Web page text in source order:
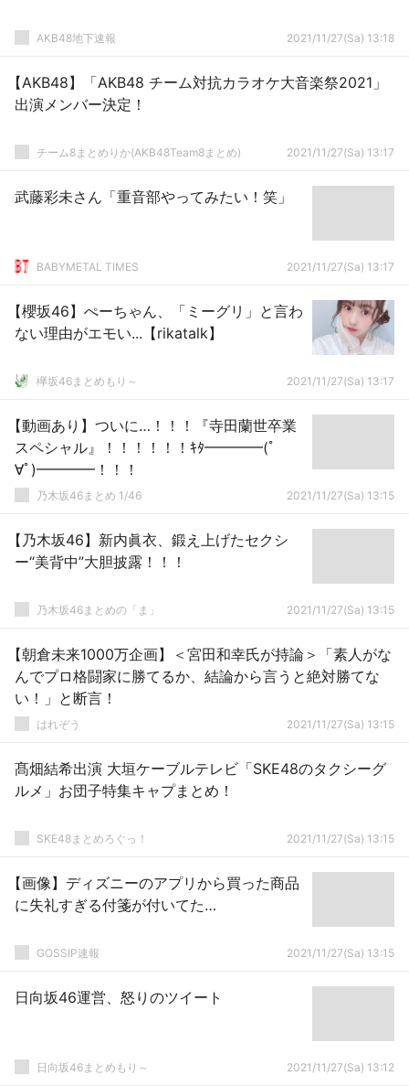
AKB48地下速報 2021/11/27(Sa) 13:18
【AKB48】「AKB48 チーム対抗カラオケ大音楽祭2021」
出演メンバー決定！
チーム8まとめりか(AKB48Team8まとめ) 2021/11/27(Sa) 13:17
武藤彩未さん「重音部やってみたい！笑」
BABYMETAL TIMES 2021/11/27(Sa) 13:17
【櫻坂46】ぺーちゃん、「ミーグリ」と言わ
ない理由がエモい...【rikatalk】
欅坂46まとめもり～ 2021/11/27(Sa) 13:17
【動画あり】ついに…！！！『寺田蘭世卒業
スペシャル』！！！！！！ｷﾀ━━━━(ﾟ
∀ﾟ)━━━━！！！
乃木坂46まとめ 1/46 2021/11/27(Sa) 13:15
【乃木坂46】新内眞衣、鍛え上げたセクシ
ー“美背中”大胆披露！！！
乃木坂46まとめの「ま」 2021/11/27(Sa) 13:15
【朝倉未来1000万企画】＜宮田和幸氏が持論＞「素人がな
んでプロ格闘家に勝てるか、結論から言うと絶対勝てな
い！」と断言！
はれぞう 2021/11/27(Sa) 13:15
髙畑結希出演 大垣ケーブルテレビ「SKE48のタクシーグ
ルメ」お団子特集キャプまとめ！
SKE48まとめろぐっ！ 2021/11/27(Sa) 13:15
【画像】ディズニーのアプリから買った商品
に失礼すぎる付箋が付いてた…
GOSSIP速報 2021/11/27(Sa) 13:15
日向坂46運営、怒りのツイート
日向坂46まとめもり～ 2021/11/27(Sa) 13:12